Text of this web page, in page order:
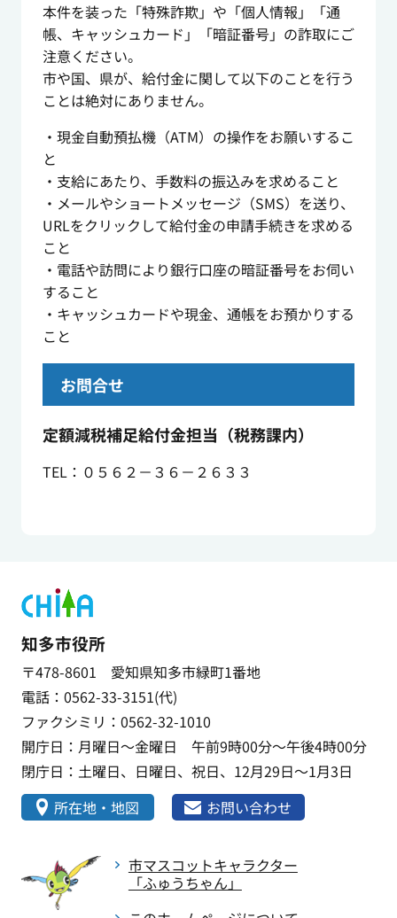
本件を装った「特殊詐欺」や「個人情報」「通
帳、キャッシュカード」「暗証番号」の詐取にご
注意ください。
市や国、県が、給付金に関して以下のことを行う
ことは絶対にありません。
・現金自動預払機（ATM）の操作をお願いするこ
と
・支給にあたり、手数料の振込みを求めること
・メールやショートメッセージ（SMS）を送り、
URLをクリックして給付金の申請手続きを求める
こと
・電話や訪問により銀行口座の暗証番号をお伺い
すること
・キャッシュカードや現金、通帳をお預かりする
こと
お問合せ
定額減税補足給付金担当（税務課内）
TEL：０５６２－３６－２６３３
知多市役所
〒478-8601 愛知県知多市緑町1番地
電話：0562-33-3151(代)
ファクシミリ：0562-32-1010
開庁日：月曜日～金曜日 午前9時00分～午後4時00分
閉庁日：土曜日、日曜日、祝日、12月29日～1月3日
所在地・地図
お問い合わせ
市マスコットキャラクター
「ふゅうちゃん」